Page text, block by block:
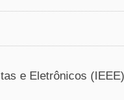
e Eletrônicos